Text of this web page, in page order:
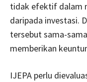
tidak efektif dalam
daripada investasi.
tersebut sama-
memberikan
IJEPA perlu